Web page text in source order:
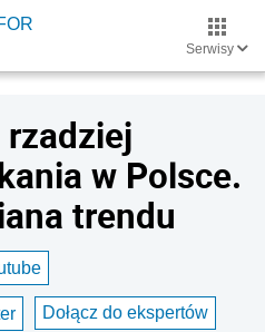
Serwisy
w Polsce.
trendu
Dołącz do ekspertów